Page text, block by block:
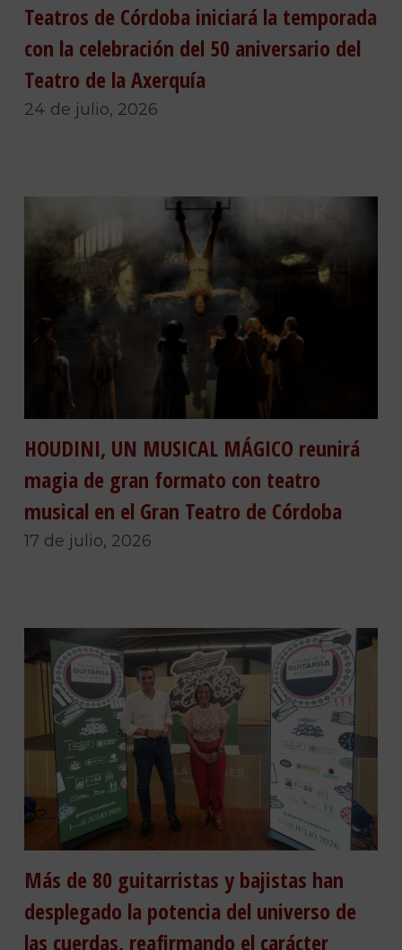
Teatros de Córdoba iniciará la temporada
con la celebración del 50 aniversario del
Teatro de la Axerquía
24 de julio, 2026
HOUDINI, UN MUSICAL MÁGICO reunirá
magia de gran formato con teatro
musical en el Gran Teatro de Córdoba
17 de julio, 2026
Más de 80 guitarristas y bajistas han
desplegado la potencia del universo de
las cuerdas, reafirmando el carácter